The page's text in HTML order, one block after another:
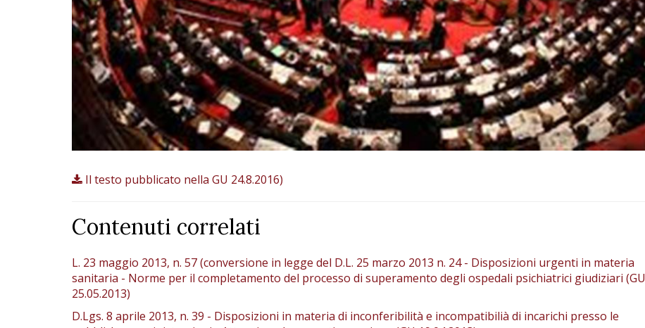
Il testo pubblicato nella GU 24.8.2016)
Contenuti correlati
L. 23 maggio 2013, n. 57 (conversione in legge del D.L. 25 marzo 2013 n. 24 - Disposizioni urgenti in materia
sanitaria - Norme per il completamento del processo di superamento degli ospedali psichiatrici giudiziari (GU
25.05.2013)
D.Lgs. 8 aprile 2013, n. 39 - Disposizioni in materia di inconferibilità e incompatibilià di incarichi presso le